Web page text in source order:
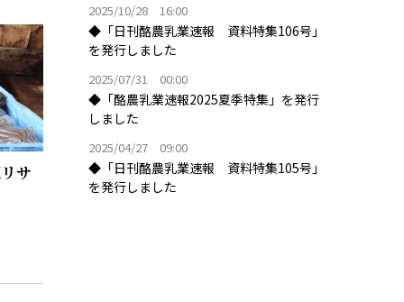
サ
2025/10/28 16:00
◆「日刊酪農乳業速報 資料特集106号」
を発行しました
2025/07/31 00:00
◆「酪農乳業速報2025夏季特集」を発行
しました
2025/04/27 09:00
◆「日刊酪農乳業速報 資料特集105号」
を発行しました